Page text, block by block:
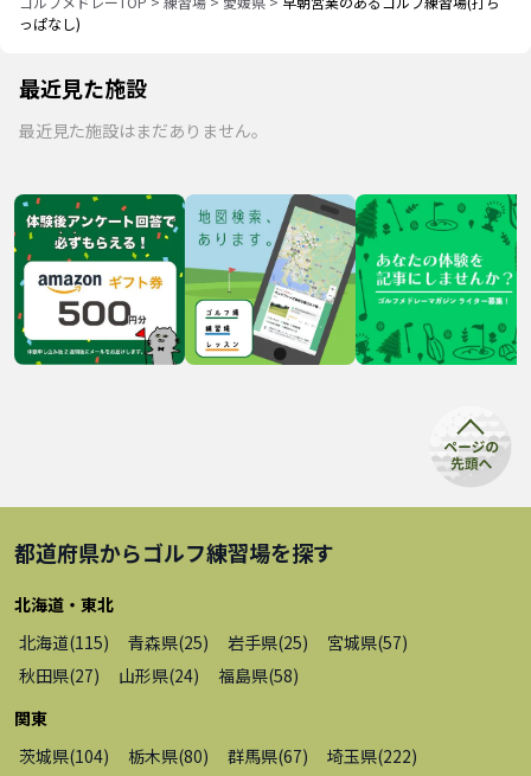
っぱなし)
最近見た施設
最近見た施設はまだありません。
都道府県からゴルフ練習場を探す
北海道・東北
北海道(115) 青森県(25) 岩手県(25) 宮城県(57)
秋田県(27) 山形県(24) 福島県(58)
関東
茨城県(104) 栃木県(80) 群馬県(67) 埼玉県(222)